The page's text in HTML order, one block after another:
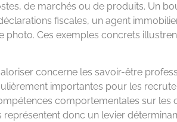
de marchés ou de produits. Un
fiscales, un agent
photo. Ces exemples concrets
concerne les savoir-être
importantes pour les
comportementales sur les
donc un levier